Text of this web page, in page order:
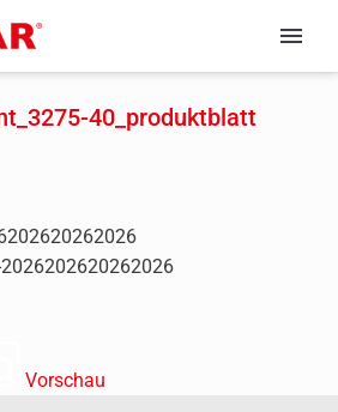
40_produktblatt
Vorschau